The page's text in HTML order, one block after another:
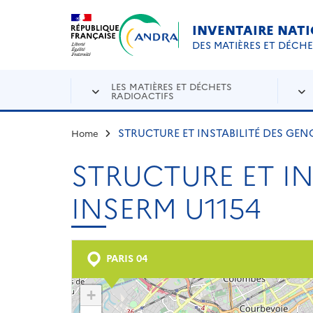
Aller au contenu principal
INVENTAIRE
DES MATIÈRES ET
LES MATIÈRES ET DÉCHETS
RADIOACTIFS
Home STRUCTURE ET INSTABILITÉ DES
STRUCTURE ET
INSERM U1154
PARIS 04
+